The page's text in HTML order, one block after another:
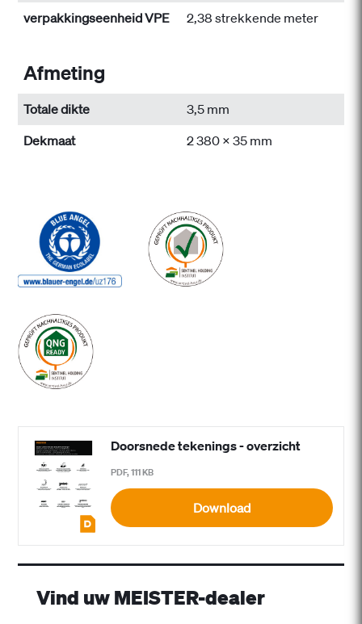
verpakkingseenheid VPE
2,38 strekkende meter
Afmeting
Totale dikte
3,5 mm
Dekmaat
2 380 x 35 mm
Doorsnede tekenings - overzicht
PDF, 111 KB
Download
Vind uw MEISTER-dealer